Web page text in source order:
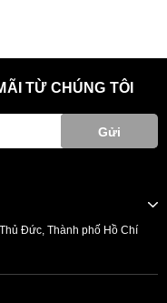
TỪ CHÚNG TÔI
Gửi
Đức, Thành phố Hồ Chí